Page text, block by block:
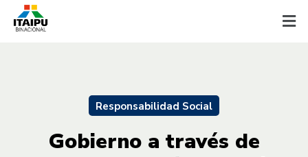
Responsabilidad Social
Gobierno a través de